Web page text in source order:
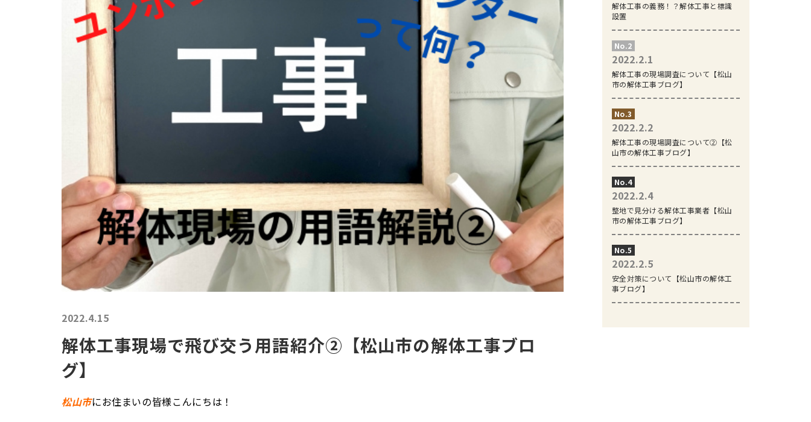
2022.4.15
解体工事現場で飛び交う用語紹介②【松山市の解体工事ブロ
グ】
松山市にお住まいの皆様こんにちは！
解体工事の義務！？解体工事と標識
設置
2022.2.1
解体工事の現場調査について【松山
市の解体工事ブログ】
2022.2.2
解体工事の現場調査について②【松
山市の解体工事ブログ】
2022.2.4
整地で見分ける解体工事業者【松山
市の解体工事ブログ】
2022.2.5
安全対策について【松山市の解体工
事ブログ】